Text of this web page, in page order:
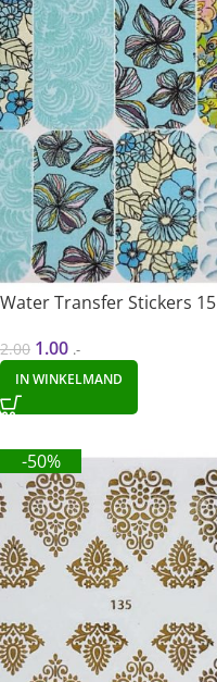
Water Transfer Stickers 15
2.00 1.00 .-
IN WINKELMAND
-50%